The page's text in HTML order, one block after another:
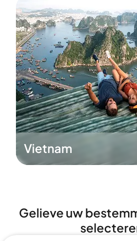
Vietnam
Gelieve uw